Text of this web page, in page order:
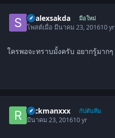
siralexsakda มือใหม่
โพสต์เมื่อมีนาคม 23, 201610 yr
ใครพอจะทราบมั้งครับ อยากรู้มากๆ
rockmanxxx กัปตันทีม
มีนาคม 23, 201610 yr